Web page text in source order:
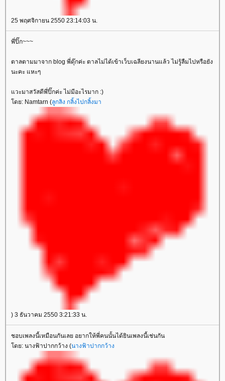
25 พฤศจิกายน 2550 23:14:03 น.
พี่ปิ๊ก~~~
ตาลตามมาจาก blog พี่ดุ๊กค่ะ ตาลไม่ได้เข้าเว็บเฉลียงนานแล้ว ไม่รู้ลืมไปหรือยัง
นะคะ แหะๆ
วะมาสวัสดีพี่ปิ๊กค่ะ ไม่มีอะไรมาก :)
ดย: Namtarn (ลูกลิง กลิ้งไปกลิ้งมา
) 3 ธันวาคม 2550 3:21:33 น.
ชอบเพลงนี้เหมือนกันเลย อยากให้พี่คนนั้นได้ยินเพลงนี้เช่นกัน
ดย: นางฟ้าปากกว้าง (นางฟ้าปากกว้าง